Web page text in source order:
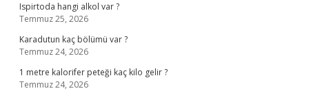
Ispirtoda hangi alkol var ?
Temmuz 25, 2026
Karadutun kaç bölümü var ?
Temmuz 24, 2026
1 metre kalorifer peteği kaç kilo gelir ?
Temmuz 24, 2026